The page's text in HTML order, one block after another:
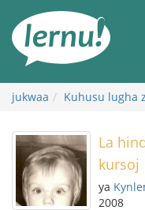
maudhui
jukwaa Kuhusu lugha
La
kursoj
ya
2008